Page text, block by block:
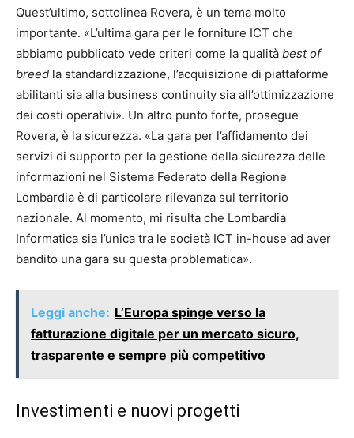
Quest’ultimo, sottolinea Rovera, è un tema molto
importante. «L’ultima gara per le forniture ICT che
abbiamo pubblicato vede criteri come la qualità best of
breed la standardizzazione, l’acquisizione di piattaforme
abilitanti sia alla business continuity sia all’ottimizzazione
dei costi operativi». Un altro punto forte, prosegue
Rovera, è la sicurezza. «La gara per l’affidamento dei
servizi di supporto per la gestione della sicurezza delle
informazioni nel Sistema Federato della Regione
Lombardia è di particolare rilevanza sul territorio
nazionale. Al momento, mi risulta che Lombardia
Informatica sia l’unica tra le società ICT in-house ad aver
bandito una gara su questa problematica».
Leggi anche: L’Europa spinge verso la
fatturazione digitale per un mercato sicuro,
trasparente e sempre più competitivo
Investimenti e nuovi progetti